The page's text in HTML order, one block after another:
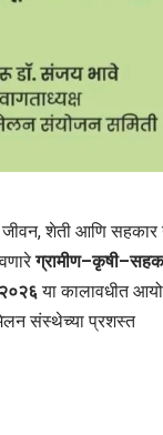
जीवन, शेती आणि सहकार
या कालावधीत
संस्थेच्या प्रशस्त